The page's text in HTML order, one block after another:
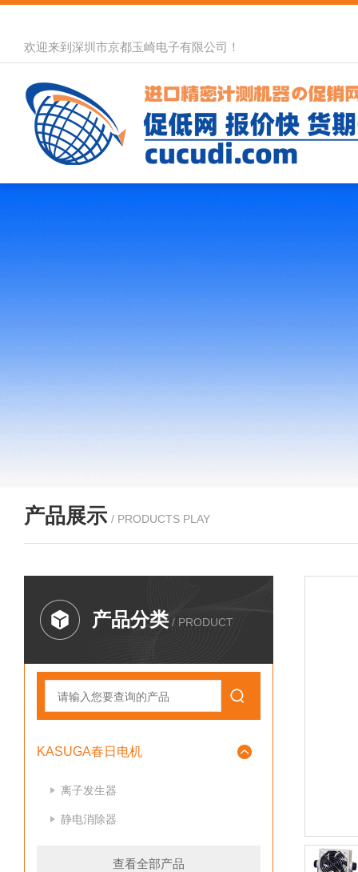
欢迎来到深圳市京都玉崎电子有限公司！
产品展示 / PRODUCTS PLAY
产品分类 / PRODUCT
KASUGA春日电机
离子发生器
静电消除器
查看全部产品